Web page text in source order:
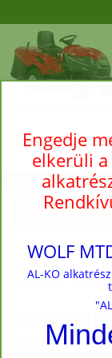
Nyitóoldal›
berántók, damil
Engedje
elkerüli a
WOLF
AL-KO